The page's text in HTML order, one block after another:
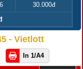
30.000đ
- Vietlott
In 1/A4